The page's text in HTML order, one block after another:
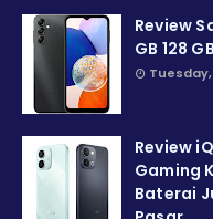
Review
GB 128
Review
Gaming
Baterai